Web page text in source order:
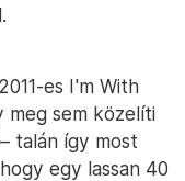
es I'm With
meg sem közelíti
talán így most
egy lassan 40